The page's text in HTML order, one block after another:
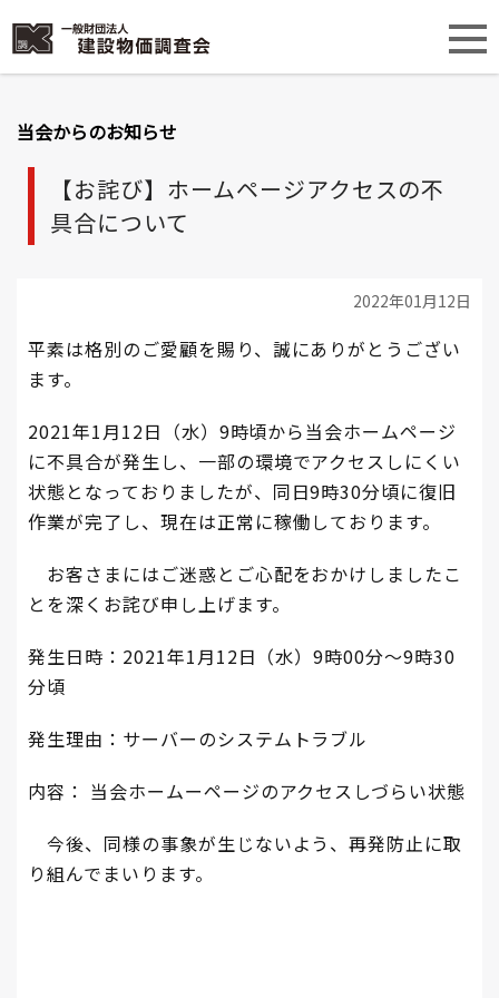
当会からのお知らせ
【お詫び】ホームページアクセスの不
具合について
2022年01月12日
平素は格別のご愛顧を賜り、誠にありがとうござい
ます。
2021年1月12日（水）9時頃から当会ホームページ
に不具合が発生し、一部の環境でアクセスしにくい
状態となっておりましたが、同日9時30分頃に復旧
作業が完了し、現在は正常に稼働しております。
お客さまにはご迷惑とご心配をおかけしましたこ
とを深くお詫び申し上げます。
発生日時：2021年1月12日（水）9時00分～9時30
分頃
発生理由：サーバーのシステムトラブル
内容： 当会ホームーページのアクセスしづらい状態
今後、同様の事象が生じないよう、再発防止に取
り組んでまいります。